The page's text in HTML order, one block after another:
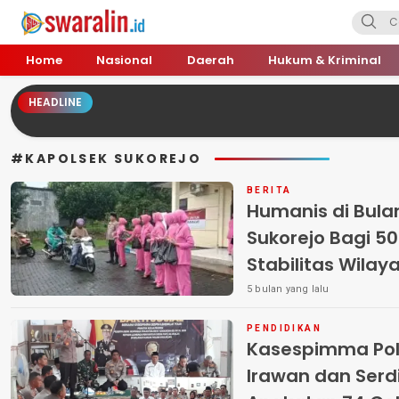
Swara Lin
Independent, Tajam & Profesional
Home Nasional Daerah Hukum & Kriminal
HEADLINE
#KAPOLSEK SUKOREJO
BERITA
Humanis di
Sukorejo Bagi
Stabilitas
5 bulan yang lalu
PENDIDIKAN
Kasespimma
Irawan dan